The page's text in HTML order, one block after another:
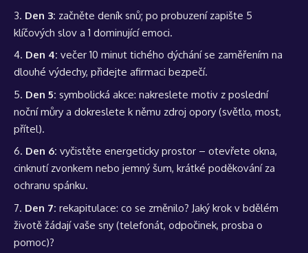
Den 3: začněte deník snů; po probuzení zapište 5
klíčových slov a 1 dominující emoci.
Den 4: večer 10 minut tichého dýchání se zaměřením na
dlouhé výdechy, přidejte afirmaci bezpečí.
Den 5: symbolická akce: nakreslete motiv z poslední
noční můry a dokreslete k němu zdroj opory (světlo, most,
přítel).
Den 6: vyčistěte energeticky prostor – otevřete okna,
cinknutí zvonkem nebo jemný šum, krátké poděkování za
ochranu spánku.
Den 7: rekapitulace: co se změnilo? Jaký krok v bdělém
životě žádají vaše sny (telefonát, odpočinek, prosba o
pomoc)?